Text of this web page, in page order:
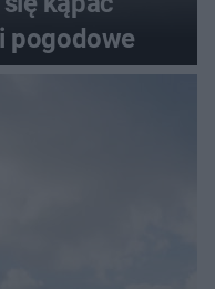
pogodowe